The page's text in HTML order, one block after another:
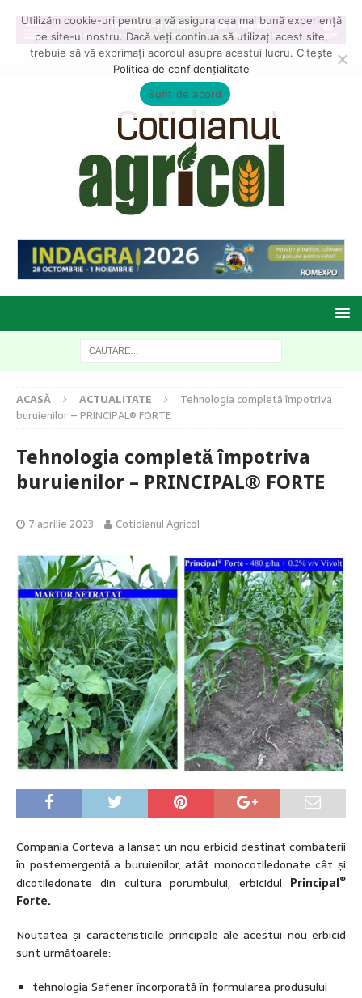
ACASĂ ACTUALITATE
Tehnologia completă împotriva
buruienilor – PRINCIPAL® FORTE
Tehnologia completă împotriva
buruienilor – PRINCIPAL® FORTE
7 aprilie 2023 Cotidianul Agricol
Compania Corteva a lansat un nou erbicid destinat combaterii
în postemergență a buruienilor, atât monocotiledonate cât și
dicotiledonate din cultura porumbului, erbicidul Principal®
Forte.
Noutatea și caracteristicile principale ale acestui nou erbicid
sunt următoarele:
tehnologia Safener încorporată în formularea produsului
Utilizăm cookie-uri pentru a vă asigura cea mai bună experiență
pe site-ul nostru. Dacă veți continua să utilizați acest site,
trebuie să vă exprimați acordul asupra acestui lucru. Citește
Politica de confidențialitate
Sunt de acord